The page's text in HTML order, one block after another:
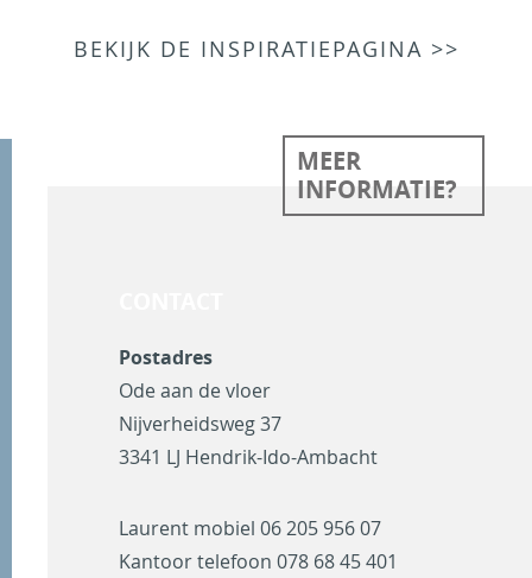
BEKIJK DE INSPIRATIEPAGINA >>
MEER
INFORMATIE?
Postadres
Ode aan de vloer
Nijverheidsweg 37
3341 LJ Hendrik-Ido-Ambacht
Laurent mobiel 06 205 956 07
Kantoor telefoon 078 68 45 401